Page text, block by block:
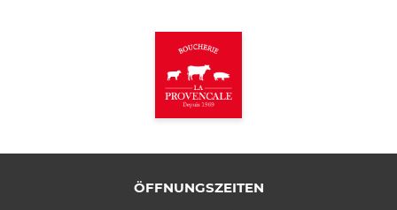
ÖFFNUNGSZEITEN